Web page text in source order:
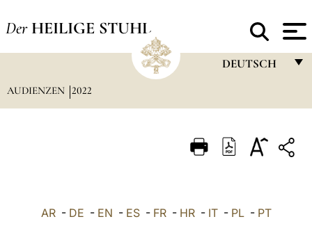
Der HEILIGE STUHL
DEUTSCH
ITALIANO
AUDIENZEN 2022
AR- DE - EN - ES- FR- HR- IT- PL- PT